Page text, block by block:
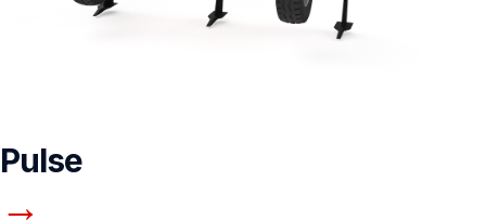
Pulse
→